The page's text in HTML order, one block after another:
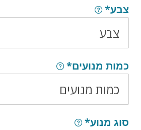
בחירת הרכבת חלקי המוצר
צבע*
צבע
כמות מנועים*
כמות מנועים
סוג מנוע*